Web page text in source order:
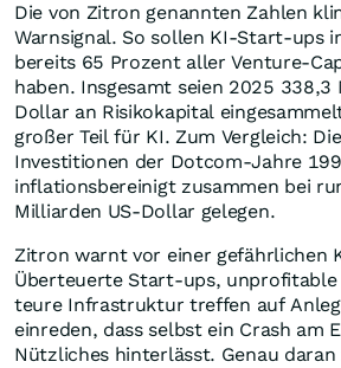
Die von Zitron genannten Zahlen
Warnsignal. So sollen KI-Start-ups
bereits 65 Prozent aller Venture-
haben. Insgesamt seien 2025 338,3
Dollar an Risikokapital
großer Teil für KI. Zum Vergleich:
Investitionen der Dotcom-Jahre
inflationsbereinigt zusammen bei
Milliarden US-Dollar gelegen.
Zitron warnt vor einer gefährlichen
Überteuerte Start-ups, unprofitable
teure Infrastruktur treffen auf
einreden, dass selbst ein Crash am
Nützliches hinterlässt. Genau